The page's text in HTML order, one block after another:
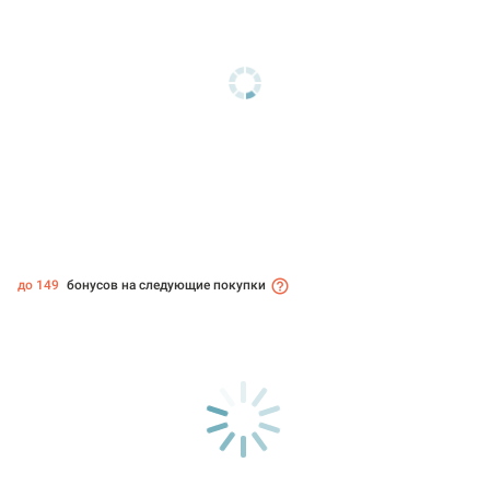
до 149 бонусов на следующие покупки